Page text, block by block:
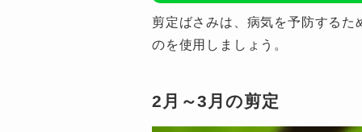
剪定ばさみは、病気を予防する
のを使用しましょう。
2月～3月の剪定